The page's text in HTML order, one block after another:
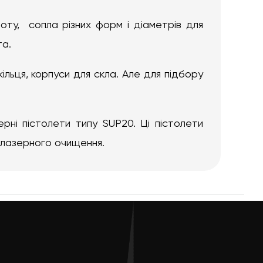
сопла різних форм і діаметрів для
корпуси для скла. Але для підбору
пістолети типу SUP20. Ці пістолети
очищення.